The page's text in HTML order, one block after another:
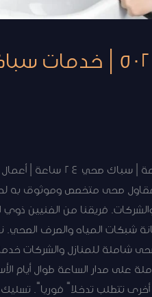
مقاول صحى متخصص |
مقاول صحي متخصص | فني صحي
صحى متخصص وموثوق به
فريقنا من الفنيين ذوي
شبكات المياه والصرف
الآن: 50267365 خدمات مقاول صحى شاملة
سباكة متكاملة على مدار الساعة
أخرى تتطلب تدخلاً فورياً.